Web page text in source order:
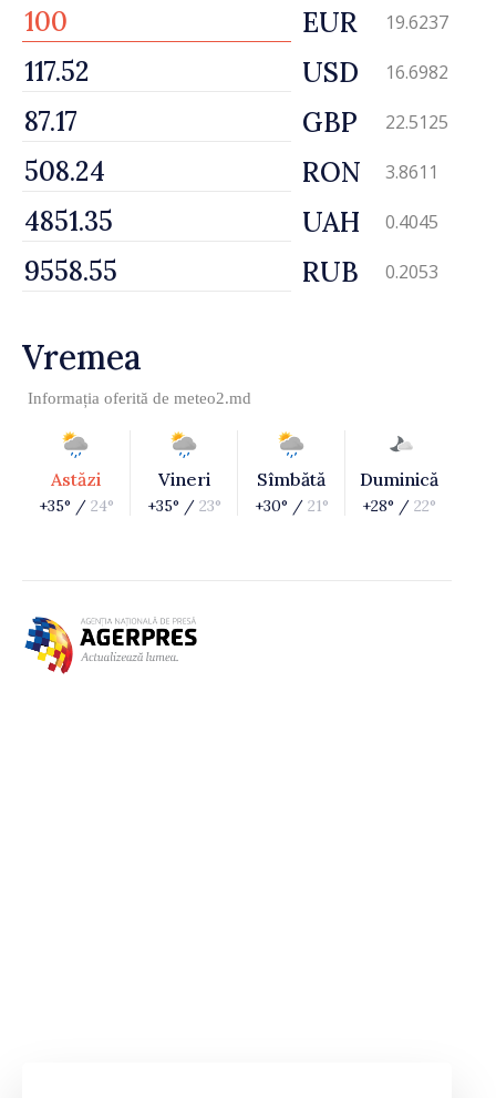
EUR 19.6237
USD 16.6982
GBP 22.5125
RON 3.8611
UAH 0.4045
RUB 0.2053
Vremea
Informația oferită de meteo2.md
Astăzi
+35° / 24°
Vineri
+35° / 23°
Sîmbătă
+30° / 21°
Duminică
+28° / 22°